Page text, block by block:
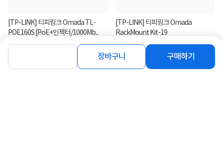
장바구니 구매하기
[TP-LINK] 티피링크 Omada TL-
POE160S [PoE+인젝터/1000Mb...
32,000
[TP-LINK] 티피링크 Omada
RackMount Kit-19
5,300 원